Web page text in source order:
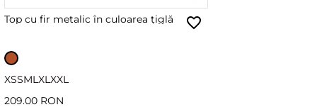
Top cu fir metalic în culoarea țiglă
XSSML XL XXL
209.00 RON